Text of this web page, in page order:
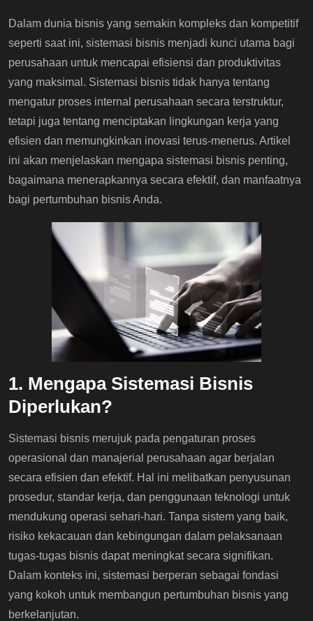
Dalam dunia bisnis yang semakin kompleks dan kompetitif
seperti saat ini, sistemasi bisnis menjadi kunci utama bagi
perusahaan untuk mencapai efisiensi dan produktivitas
yang maksimal. Sistemasi bisnis tidak hanya tentang
mengatur proses internal perusahaan secara terstruktur,
tetapi juga tentang menciptakan lingkungan kerja yang
efisien dan memungkinkan inovasi terus-menerus. Artikel
ini akan menjelaskan mengapa sistemasi bisnis penting,
bagaimana menerapkannya secara efektif, dan manfaatnya
bagi pertumbuhan bisnis Anda.
1. Mengapa Sistemasi Bisnis
Diperlukan?
Sistemasi bisnis merujuk pada pengaturan proses
operasional dan manajerial perusahaan agar berjalan
secara efisien dan efektif. Hal ini melibatkan penyusunan
prosedur, standar kerja, dan penggunaan teknologi untuk
mendukung operasi sehari-hari. Tanpa sistem yang baik,
risiko kekacauan dan kebingungan dalam pelaksanaan
tugas-tugas bisnis dapat meningkat secara signifikan.
Dalam konteks ini, sistemasi berperan sebagai fondasi
yang kokoh untuk membangun pertumbuhan bisnis yang
berkelanjutan.